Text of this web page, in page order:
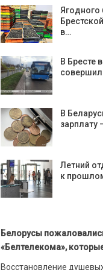
Ягодного
в…
В Бресте
В
зарплату
Летний
к
Белорусы
«Белтелекома»,
Восстановление